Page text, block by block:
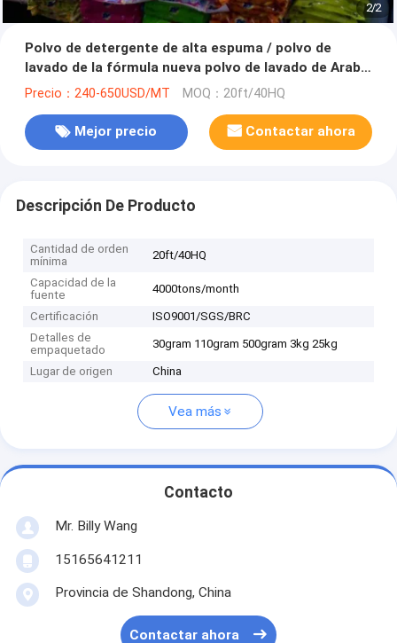
2/2
Polvo de detergente de alta espuma / polvo de
lavado de la fórmula nueva polvo de lavado de Arabia
Saudí
Precio：240-650USD/MT MOQ：20ft/40HQ
Mejor precio Contactar ahora
Descripción De Producto
Cantidad de orden
mínima
20ft/40HQ
Capacidad de la
fuente
4000tons/month
Certificación
ISO9001/SGS/BRC
Detalles de
empaquetado
30gram 110gram 500gram 3kg 25kg
Lugar de origen China
Vea más
Contacto
Mr. Billy Wang
15165641211
Provincia de Shandong, China
Contactar ahora